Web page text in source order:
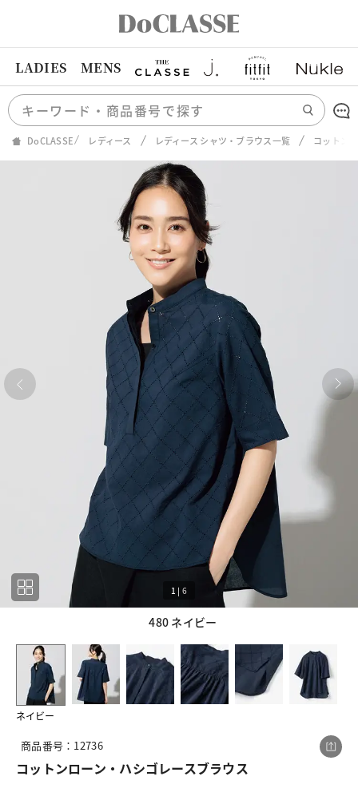
LADIES MENS
DoCLASSE レディース レディース シャツ・ブラウス一覧 コットン
480 ネイビー
1 | 6
ネイビー
1 6
商品番号：12736
コットンローン・ハシゴレースブラウス
この商品をシェアする